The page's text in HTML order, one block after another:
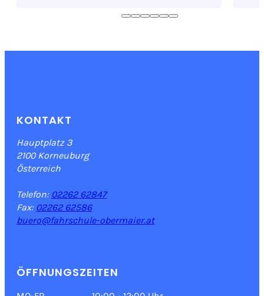
KONTAKT
Hauptplatz 3
2100 Korneuburg
Österreich
Telefon: 02262 62847
Fax: 02262 62586
buero@fahrschule-obermaier.at
ÖFFNUNGSZEITEN